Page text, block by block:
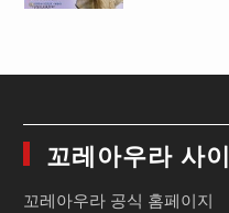
꼬레아우라 사
꼬레아우라 공식 홈페이지